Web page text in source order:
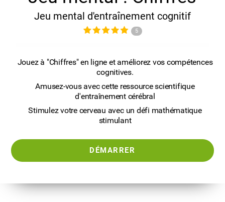
Jeu mental d'entraînement cognitif
5
Jouez à "Chiffres" en ligne et améliorez vos compétences
cognitives.
Amusez-vous avec cette ressource scientifique
d'entraînement cérébral
Stimulez votre cerveau avec un défi mathématique
stimulant
DÉMARRER